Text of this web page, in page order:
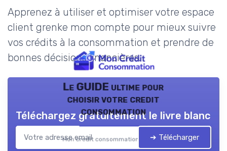
Apprenez à utiliser et optimiser votre espace
client grenke mon compte pour mieux suivre
vos crédits à la consommation et prendre de
bonnes décisions financières.
Le GUIDE ultime pour
choisir votre credit
consommation
Mon credit consommation — 2026
Téléchargez gratuitement le livre blanc
➔ Télécharger